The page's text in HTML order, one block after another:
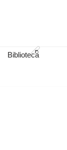
Biblioteca